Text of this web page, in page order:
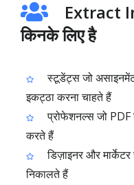
Extract
किनके लिए है
स्टूडेंट्स जो
इकट्ठा करना चाहते हैं
प्रोफेशनल्स जो PDF
करते हैं
डिज़ाइनर और
निकालते हैं